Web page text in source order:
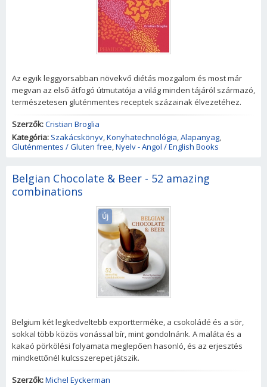
Az egyik leggyorsabban növekvő diétás mozgalom és most már
megvan az első átfogó útmutatója a világ minden tájáról származó,
természetesen gluténmentes receptek százainak élvezetéhez.
Szerzők:Cristian Broglia
Kategória: Szakácskönyv,Konyhatechnológia,Alapanyag,
Gluténmentes / Gluten free,Nyelv - Angol / English Books
Belgian Chocolate & Beer - 52 amazing
combinations
Új
Belgium két legkedveltebb exportterméke, a csokoládé és a sör,
sokkal több közös vonással bír, mint gondolnánk. A maláta és a
kakaó pörkölési folyamata meglepően hasonló, és az erjesztés
mindkettőnél kulcsszerepet játszik.
Szerzők:Michel Eyckerman